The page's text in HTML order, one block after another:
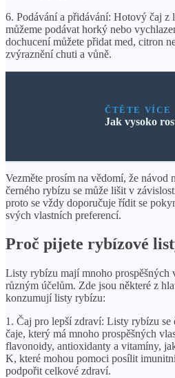
6. Podávání a přidávání: Hotový čaj z
můžeme podávat horký nebo
dochucení můžete přidat med, citron
zvýraznění chuti a vůně.
ČTĚTE VÍCE
Jak vysoko
Vezměte prosím na vědomí, že návod
černého rybízu se může lišit v
proto se vždy doporučuje řídit se
svých vlastních preferencí.
Proč pijete rybízové
Listy rybízu mají mnoho prospěšných
různým účelům. Zde jsou některé z
konzumují listy rybízu:
1. Čaj pro lepší zdraví: Listy rybízu
čaje, který má mnoho prospěšných
flavonoidy, antioxidanty a vitamíny,
K, které mohou pomoci posílit
podpořit celkové zdraví.